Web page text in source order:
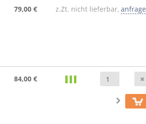
79,00 € z.Zt. nicht lieferbar,
84,00 €